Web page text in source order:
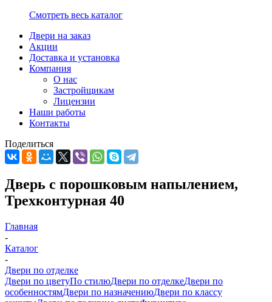
Смотреть весь каталог
Двери на заказ
Акции
Доставка и установка
Компания
О нас
Застройщикам
Лицензии
Наши работы
Контакты
Поделиться
Дверь с порошковым напылением,
Трехконтурная 40
Главная
-
Каталог
-
Двери по отделке
Двери по цветуПо стилюДвери по отделкеДвери по
особенностямДвери по назначениюДвери по классу